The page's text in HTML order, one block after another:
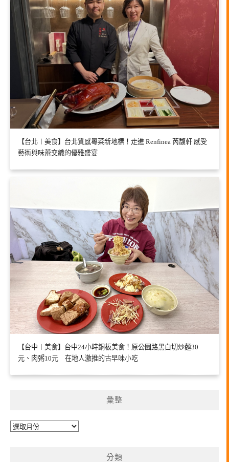
【台北〡美食】台北質感粵菜新地標！走進 Renfinea 芮馥軒 感受
藝術與味蕾交織的優雅盛宴
【台中〡美食】台中24小時銅板美食！原公園路黑白切炒麵30
元、肉粥10元 在地人激推的古早味小吃
彙整
彙
分類